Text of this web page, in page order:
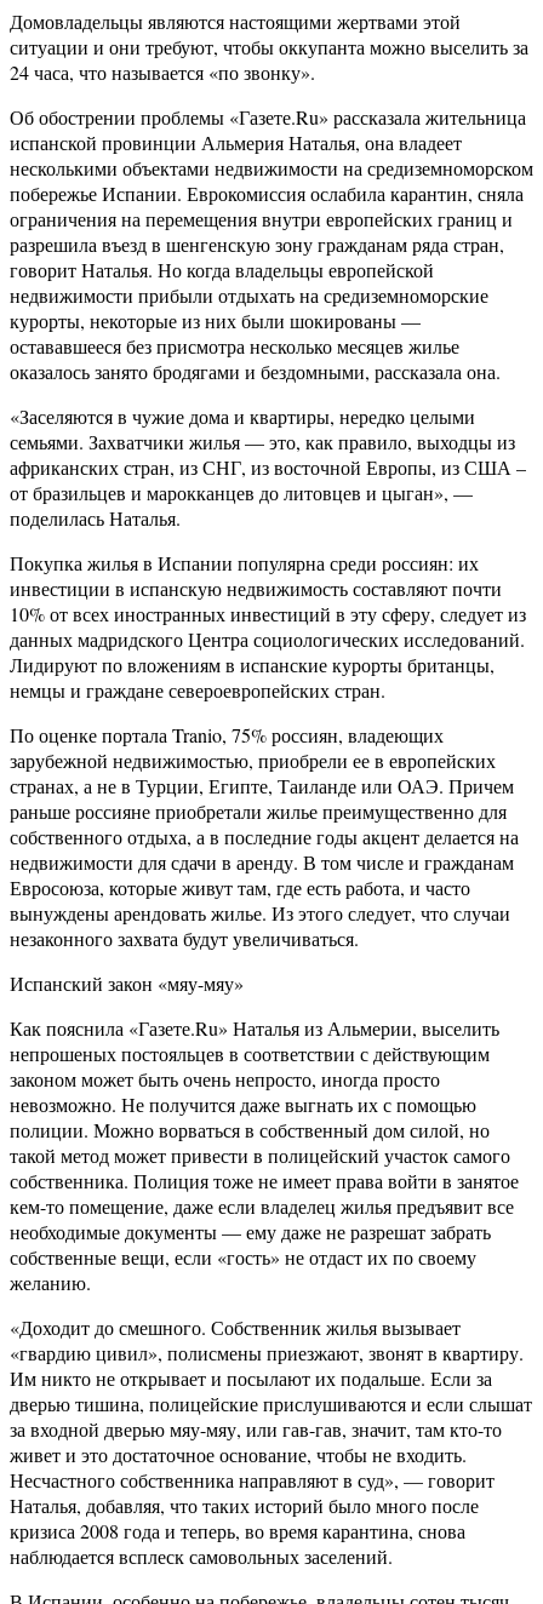
Домовладельцы являются настоящими жертвами этой
ситуации и они требуют, чтобы оккупанта можно выселить за
24 часа, что называется «по звонку».
Об обострении проблемы «Газете.Ru» рассказала жительница
испанской провинции Альмерия Наталья, она владеет
несколькими объектами недвижимости на средиземноморском
побережье Испании. Еврокомиссия ослабила карантин, сняла
ограничения на перемещения внутри европейских границ и
разрешила въезд в шенгенскую зону гражданам ряда стран,
говорит Наталья. Но когда владельцы европейской
недвижимости прибыли отдыхать на средиземноморские
курорты, некоторые из них были шокированы —
остававшееся без присмотра несколько месяцев жилье
оказалось занято бродягами и бездомными, рассказала она.
«Заселяются в чужие дома и квартиры, нередко целыми
семьями. Захватчики жилья — это, как правило, выходцы из
африканских стран, из СНГ, из восточной Европы, из США –
от бразильцев и марокканцев до литовцев и цыган», —
поделилась Наталья.
Покупка жилья в Испании популярна среди россиян: их
инвестиции в испанскую недвижимость составляют почти
10% от всех иностранных инвестиций в эту сферу, следует из
данных мадридского Центра социологических исследований.
Лидируют по вложениям в испанские курорты британцы,
немцы и граждане североевропейских стран.
По оценке портала Tranio, 75% россиян, владеющих
зарубежной недвижимостью, приобрели ее в европейских
странах, а не в Турции, Египте, Таиланде или ОАЭ. Причем
раньше россияне приобретали жилье преимущественно для
собственного отдыха, а в последние годы акцент делается на
недвижимости для сдачи в аренду. В том числе и гражданам
Евросоюза, которые живут там, где есть работа, и часто
вынуждены арендовать жилье. Из этого следует, что случаи
незаконного захвата будут увеличиваться.
Испанский закон «мяу-мяу»
Как пояснила «Газете.Ru» Наталья из Альмерии, выселить
непрошеных постояльцев в соответствии с действующим
законом может быть очень непросто, иногда просто
невозможно. Не получится даже выгнать их с помощью
полиции. Можно ворваться в собственный дом силой, но
такой метод может привести в полицейский участок самого
собственника. Полиция тоже не имеет права войти в занятое
кем-то помещение, даже если владелец жилья предъявит все
необходимые документы — ему даже не разрешат забрать
собственные вещи, если «гость» не отдаст их по своему
желанию.
«Доходит до смешного. Собственник жилья вызывает
«гвардию цивил», полисмены приезжают, звонят в квартиру.
Им никто не открывает и посылают их подальше. Если за
дверью тишина, полицейские прислушиваются и если слышат
за входной дверью мяу-мяу, или гав-гав, значит, там кто-то
живет и это достаточное основание, чтобы не входить.
Несчастного собственника направляют в суд», — говорит
Наталья, добавляя, что таких историй было много после
кризиса 2008 года и теперь, во время карантина, снова
наблюдается всплеск самовольных заселений.